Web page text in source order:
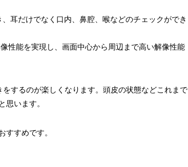
耳だけでなく口内、鼻腔、喉などのチェックができ
性能を実現し、画面中心から周辺まで高い解像性能
するのが楽しくなります。頭皮の状態などこれまで
思います。
すめです。